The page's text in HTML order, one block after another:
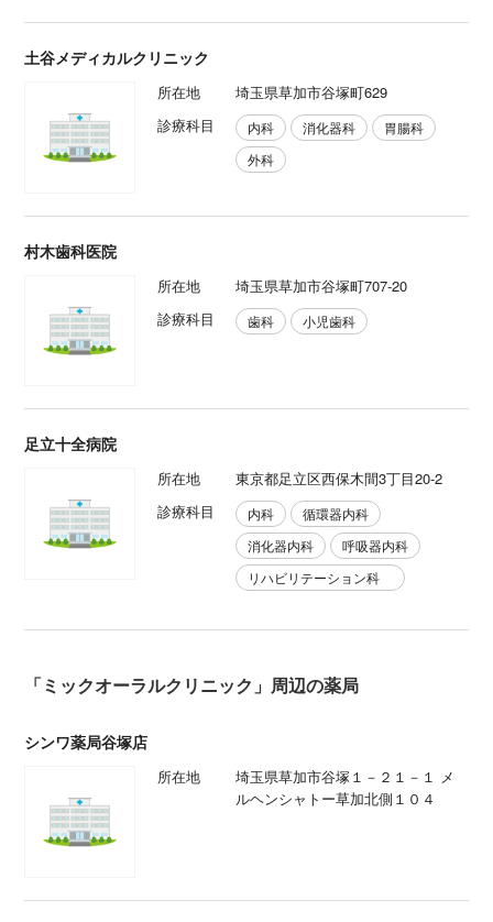
土谷メディカルクリニック
所在地
埼玉県草加市谷塚町629
診療科目
内科 消化器科
胃腸科
外科
村木歯科医院
所在地
埼玉県草加市谷塚町707-20
診療科目
歯科 小児歯科
足立十全病院
所在地
東京都足立区西保木間3丁目20-2
診療科目
内科
循環器内科
消化器内科
呼吸器内科
リハビリテーション科
「ミックオーラルクリニック」周辺の薬局
シンワ薬局谷塚店
所在地
埼玉県草加市谷塚１－２１－１ メ
ルヘンシャトー草加北側１０４